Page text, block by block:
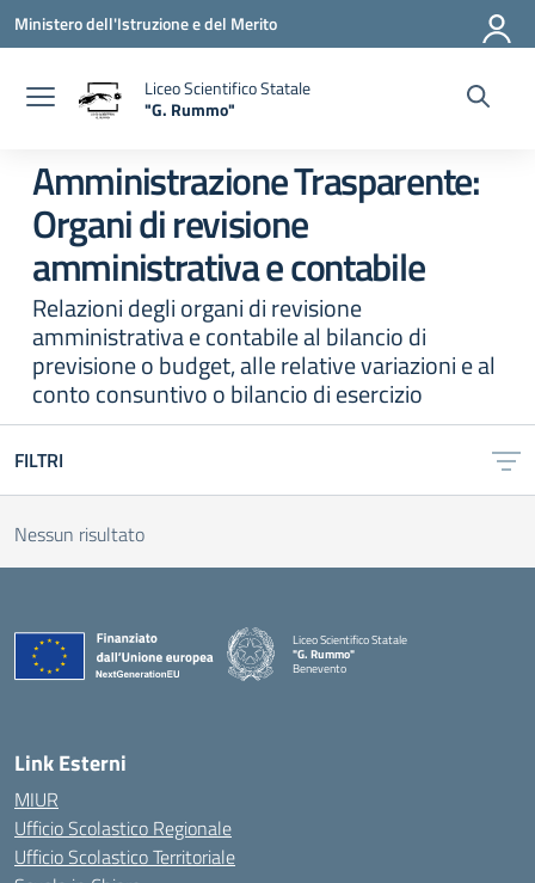
Vai ai contenuti
Vai al menu di navigazione
Vai al footer
Ministero dell'Istruzione e del Merito
Liceo Scientifico Statale
"G. Rummo"
Amministrazione Trasparente:
Organi di revisione
amministrativa e contabile
Relazioni degli organi di revisione
amministrativa e contabile al bilancio di
previsione o budget, alle relative variazioni e al
conto consuntivo o bilancio di esercizio
FILTRI
Nessun risultato
Liceo Scientifico Statale
"G. Rummo"
Benevento
Link Esterni
MIUR
Ufficio Scolastico Regionale
Ufficio Scolastico Territoriale